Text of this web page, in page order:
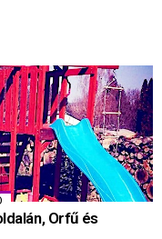
Orfű és